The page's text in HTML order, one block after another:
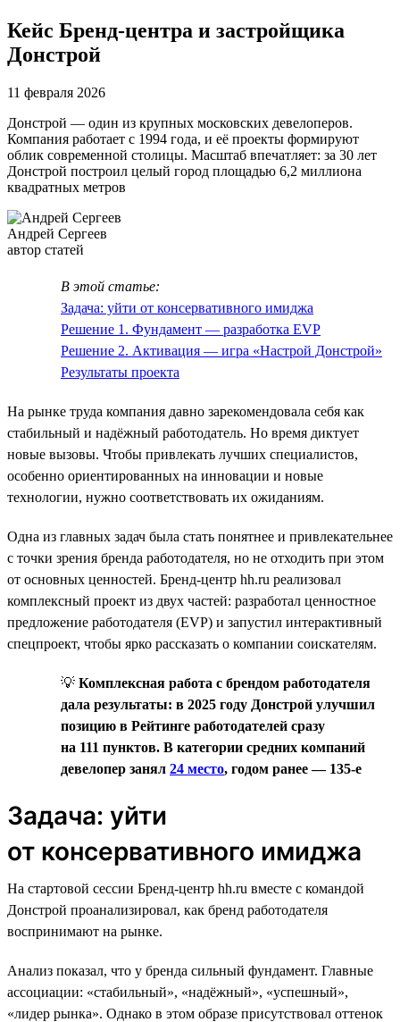
Кейс Бренд-центра и застройщика
Донстрой
11 февраля 2026
Донстрой — один из крупных московских девелоперов.
Компания работает с 1994 года, и её проекты формируют
облик современной столицы. Масштаб впечатляет: за 30 лет
Донстрой построил целый город площадью 6,2 миллиона
квадратных метров
Андрей Сергеев
автор статей
В этой статье:
Задача: уйти от консервативного имиджа
Решение 1. Фундамент — разработка EVP
Решение 2. Активация — игра «Настрой Донстрой»
Результаты проекта
На рынке труда компания давно зарекомендовала себя как
стабильный и надёжный работодатель. Но время диктует
новые вызовы. Чтобы привлекать лучших специалистов,
особенно ориентированных на инновации и новые
технологии, нужно соответствовать их ожиданиям.
Одна из главных задач была стать понятнее и привлекательнее
с точки зрения бренда работодателя, но не отходить при этом
от основных ценностей. Бренд-центр hh.ru реализовал
комплексный проект из двух частей: разработал ценностное
предложение работодателя (EVP) и запустил интерактивный
спецпроект, чтобы ярко рассказать о компании соискателям.
💡 Комплексная работа с брендом работодателя
дала результаты: в 2025 году Донстрой улучшил
позицию в Рейтинге работодателей сразу
на 111 пунктов. В категории средних компаний
девелопер занял 24 место, годом ранее — 135-е
Задача: уйти
от консервативного имиджа
На стартовой сессии Бренд-центр hh.ru вместе с командой
Донстрой проанализировал, как бренд работодателя
воспринимают на рынке.
Анализ показал, что у бренда сильный фундамент. Главные
ассоциации: «стабильный», «надёжный», «успешный»,
«лидер рынка». Однако в этом образе присутствовал оттенок